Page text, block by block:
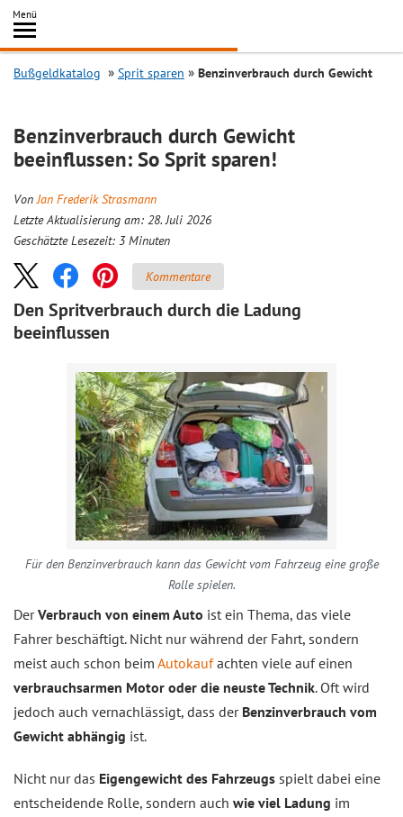
Inhalt
springen
Menü
Search
Bußgeldkatalog Sprit sparen Benzinverbrauch durch Gewicht
Benzinverbrauch durch Gewicht
beeinflussen: So Sprit sparen!
VonJan Frederik Strasmann
Letzte Aktualisierung am: 28. Juli 2026
Geschätzte Lesezeit: 3 Minuten
Kommentare
Den Spritverbrauch durch die Ladung
beeinflussen
Für den Benzinverbrauch kann das Gewicht vom Fahrzeug eine große
Rolle spielen.
DerVerbrauch von einem Auto ist ein Thema, das viele
Fahrer beschäftigt. Nicht nur während der Fahrt, sondern
meist auch schon beim Autokaufachten viele auf einen
verbrauchsarmen Motor oder die neuste Technik. Oft wird
jedoch auch vernachlässigt, dass der Benzinverbrauch vom
Gewicht abhängig ist.
Nicht nur das Eigengewicht des Fahrzeugs spielt dabei eine
entscheidende Rolle, sondern auch wie viel Ladung im